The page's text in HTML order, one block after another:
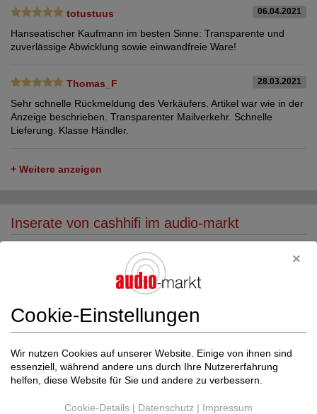
totustuus 06.04.2021
Hanseatischer Kaufmann im besten Sinne: Transparente und
zuverlässige Abwicklung sowie einwandfreie Ware!
Thomas_F 28.03.2021
Sehr schnelle Rückmeldung des Verkäufers. Artikel war wie in der
Anzeige beschrieben. Transparenter Mailverkehr. Schnelle
Lieferung. Klasse Händler.
+ Weitere anzeigen
Inserate von cashhifi im audio-markt
Cookie-Einstellungen
Wir nutzen Cookies auf unserer Website. Einige von ihnen sind
essenziell, während andere uns durch Ihre Nutzererfahrung
helfen, diese Website für Sie und andere zu verbessern.
Cookie-Details | Datenschutz | Impressum